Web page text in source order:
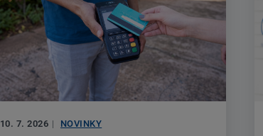
10. 7. 2026 | NOVINKY